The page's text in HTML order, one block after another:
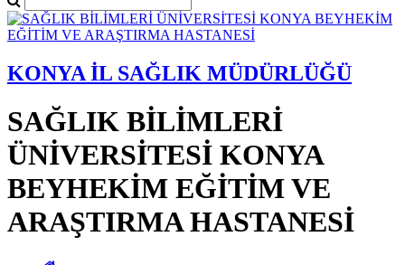
KONYA İL SAĞLIK MÜDÜRLÜĞÜ
SAĞLIK BİLİMLERİ
ÜNİVERSİTESİ KONYA
BEYHEKİM EĞİTİM VE
ARAŞTIRMA HASTANESİ